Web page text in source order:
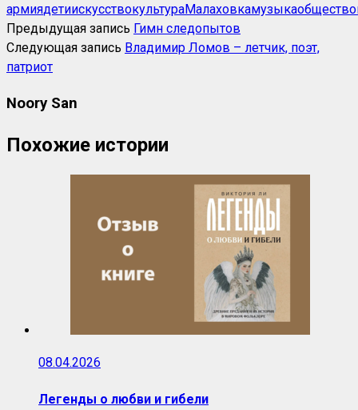
армиядетиискусствокультураМалаховкамузыкаобщество
Предыдущая запись Гимн следопытов
Следующая запись Владимир Ломов – летчик, поэт,
патриот
Noory San
Похожие истории
08.04.2026
Легенды о любви и гибели